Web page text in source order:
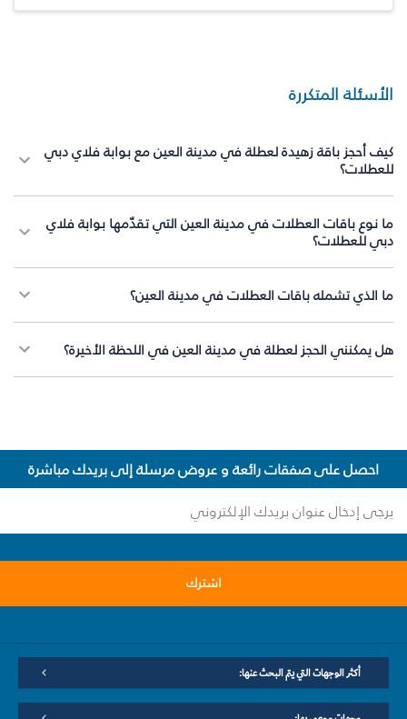
الأسئلة المتكررة
كيف أحجز باقة زهيدة لعطلة في مدينة العين مع بوابة فلاي دبي
للعطلات؟
ما نوع باقات العطلات في مدينة العين التي تقدّمها بوابة فلاي
دبي للعطلات؟
ما الذي تشمله باقات العطلات في مدينة العين؟
هل يمكنني الحجز لعطلة في مدينة العين في اللحظة الأخيرة؟
احصل على صفقات رائعة و عروض مرسلة إلى بريدك مباشرة
اشترك
أكثر الوجهات التي يتم البحث عنها: